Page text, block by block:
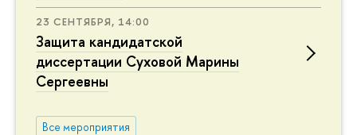
23 СЕНТЯБРЯ, 14:00
Защита кандидатской
диссертации Суховой Марины
Сергеевны
Все мероприятия